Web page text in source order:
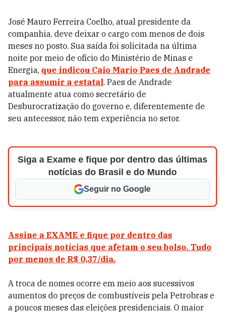
José Mauro Ferreira Coelho, atual presidente da
companhia, deve deixar o cargo com menos de dois
meses no posto. Sua saída foi solicitada na última
noite por meio de ofício do Ministério de Minas e
Energia, que indicou Caio Mario Paes de Andrade
para assumir a estatal. Paes de Andrade
atualmente atua como secretário de
Desburocratização do governo e, diferentemente de
seu antecessor, não tem experiência no setor.
Siga a Exame e fique por dentro das últimas
notícias do Brasil e do Mundo
Seguir no Google
Assine a EXAME e fique por dentro das
principais notícias que afetam o seu bolso. Tudo
por menos de R$ 0,37/dia.
A troca de nomes ocorre em meio aos sucessivos
aumentos do preços de combustíveis pela Petrobras e
a poucos meses das eleições presidenciais. O maior